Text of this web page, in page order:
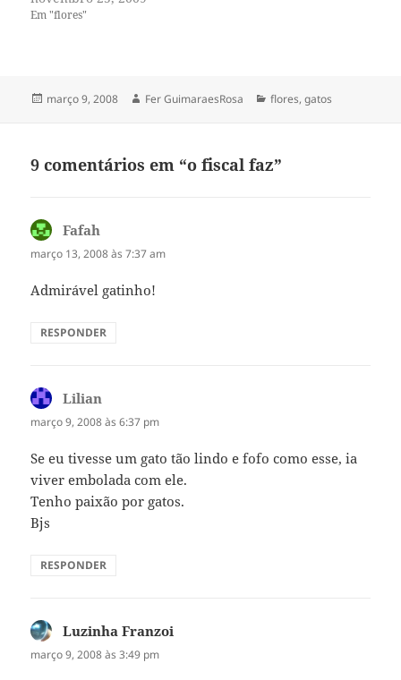
Em "flores"
Publicado
março 9, 2008 Autor
Fer GuimaraesRosa Categorias
flores,gatos
9 comentários em “o fiscal faz”
Fafah
março 13, 2008 às 7:37 am
Admirável gatinho!
RESPONDER
Lilian
março 9, 2008 às 6:37 pm
Se eu tivesse um gato tão lindo e fofo como esse, ia
viver embolada com ele.
Tenho paixão por gatos.
Bjs
RESPONDER
Luzinha Franzoi
março 9, 2008 às 3:49 pm